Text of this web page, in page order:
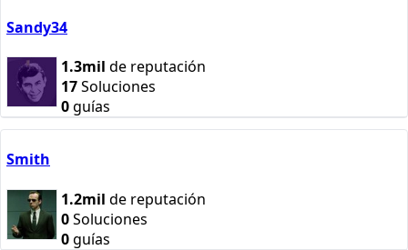
Sandy34
1.3mil de reputación
17Soluciones
0guías
Smith
1.2mil de reputación
0Soluciones
0guías